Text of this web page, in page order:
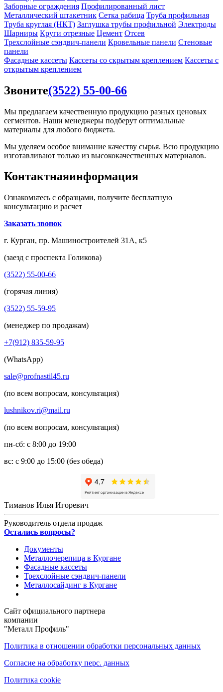
Заборные ограждения Профилированный лист
Металлический штакетник Сетка рабица Труба профильная
Труба круглая (НКТ) Заглушка трубы профильной Электроды
Шарниры Круги отрезные Цемент Отсев
Трехслойные сэндвич-панели Кровельные панели Стеновые
панели
Фасадные кассеты Кассеты со скрытым креплением Кассеты с
открытым креплением
Звоните(3522) 55-00-66
Мы предлагаем качественную продукцию разных ценовых
сегментов. Наши менеджеры подберут оптимальные
материалы для любого бюджета.
Мы уделяем особое внимание качеству сырья. Всю продукцию
изготавливают только из высококачественных материалов.
Контактнаяинформация
Ознакомьтесь с образцами, получите бесплатную
консультацию и расчет
Заказать звонок
г. Курган, пр. Машиностроителей 31А, к5
(заезд с проспекта Голикова)
(3522) 55-00-66
(горячая линия)
(3522) 55-59-95
(менеджер по продажам)
+7(912) 835-59-95
(WhatsApp)
sale@profnastil45.ru
(по всем вопросам, консультация)
lushnikov.ri@mail.ru
(по всем вопросам, консультация)
пн-сб: с 8:00 до 19:00
вс: с 9:00 до 15:00 (без обеда)
Тиманов Илья Игоревич
Руководитель отдела продаж
Остались вопросы?
Документы
Металлочерепица в Кургане
Фасадные кассеты
Трехслойные сэндвич-панели
Металлосайдинг в Кургане
Сайт официального партнера
компании
"Металл Профиль"
Политика в отношении обработки персональных данных
Согласие на обработку перс. данных
Политика cookie